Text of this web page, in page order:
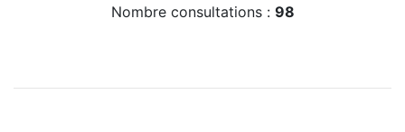
Nombre consultations : 98